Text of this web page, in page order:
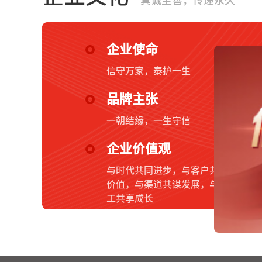
企业使命
信守万家，泰护一生
品牌主张
一朝结缘，一生守信
企业价值观
与时代共同进步，与客户共创
价值，与渠道共谋发展，与员
工共享成长